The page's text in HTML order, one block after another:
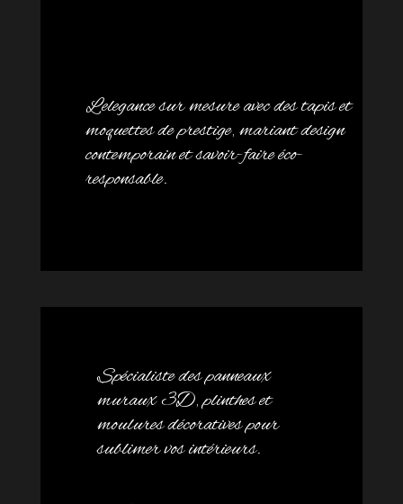
L’elegance sur mesure avec des tapis et
moquettes de prestige, mariant design
contemporain et savoir-faire éco-
responsable.
Spécialiste des panneaux
muraux 3D, plinthes et
moulures décoratives pour
sublimer vos intérieurs.